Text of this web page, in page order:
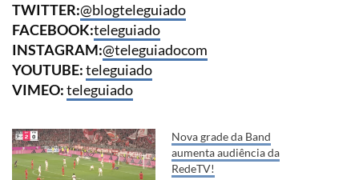
TWITTER:@blogteleguiado
FACEBOOK:teleguiado
INSTAGRAM:@teleguiadocom
YOUTUBE:teleguiado
VIMEO:teleguiado
Nova grade da Band
aumenta audiência da
RedeTV!